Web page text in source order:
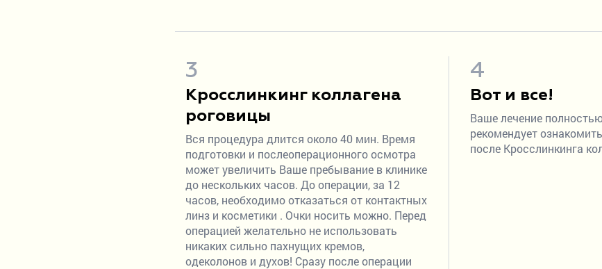
3
Кросслинкинг коллагена
роговицы
Вся процедура длится около 40 мин. Время
подготовки и послеоперационного осмотра
может увеличить Ваше пребывание в клинике
до нескольких часов. До операции, за 12
часов, необходимо отказаться от контактных
линз и косметики . Очки носить можно. Перед
операцией желательно не использовать
никаких сильно пахнущих кремов,
одеколонов и духов! Сразу после операции
4
Вот и все!
Ваше лечение
рекомендует
после Кросслинкинга